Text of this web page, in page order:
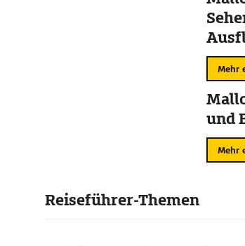
Mehr
und
Mehr
Reiseführer-Themen